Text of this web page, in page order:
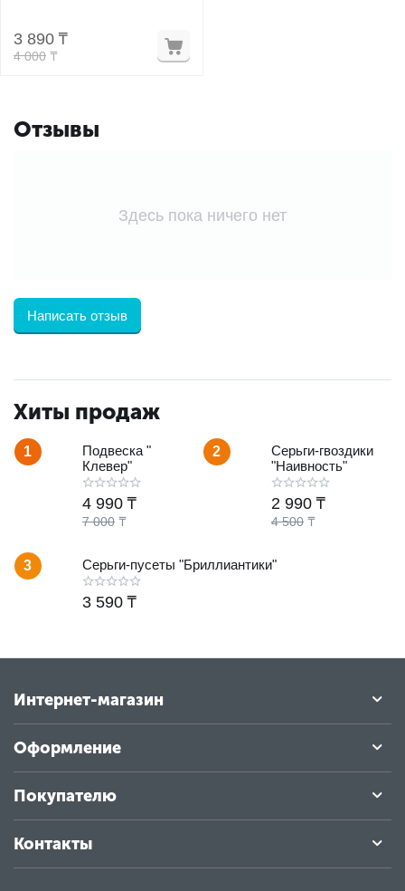
4 000 ₸
3 890 ₸
Отзывы
Здесь пока ничего нет
Написать отзыв
Хиты продаж
1
Подвеска "
Клевер"
7 000 ₸
4 990 ₸
2
Серьги-гвоздики
"Наивность"
4 500 ₸
2 990 ₸
3 Серьги-пусеты "Бриллиантики"
3 590 ₸
Интернет-магазин
Оформление
Покупателю
Контакты